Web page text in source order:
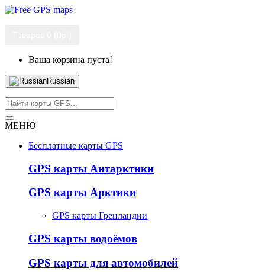
Ваша корзина пуста!
Russian
МЕНЮ
Бесплатные карты GPS
GPS карты Антарктики
GPS карты Арктики
GPS карты Гренландии
GPS карты водоёмов
GPS карты для автомобилей